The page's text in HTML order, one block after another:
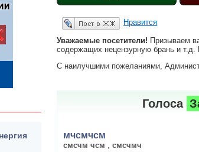
Опубликовать в ЖЖ Нравится
Уважаемые посетители! Призываем
содержащих нецензурную брань и
С наилучшими пожеланиями,
Голоса
мчсмчсм
смсчм чсм ,смсчмч